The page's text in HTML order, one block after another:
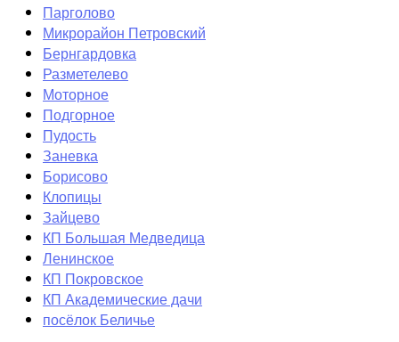
Парголово
Микрорайон Петровский
Бернгардовка
Разметелево
Моторное
Подгорное
Пудость
Заневка
Борисово
Клопицы
Зайцево
КП Большая Медведица
Ленинское
КП Покровское
КП Академические дачи
посёлок Беличье